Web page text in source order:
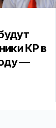
КР в
—